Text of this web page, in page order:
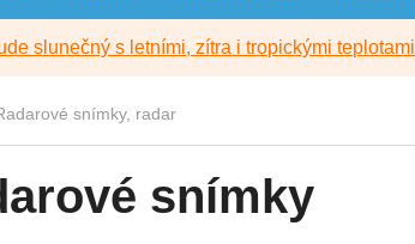
slunečný s letními, zítra i tropickými teplotami
snímky, radar
snímky